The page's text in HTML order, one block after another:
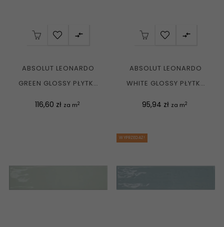

ABSOLUT LEONARDO
GREEN GLOSSY PŁYTKA
Cena
116,60 zł za m2

ABSOLUT LEONARDO
WHITE GLOSSY PŁYTKA
Cena
95,94 zł za m2
WYPRZEDAŻ!